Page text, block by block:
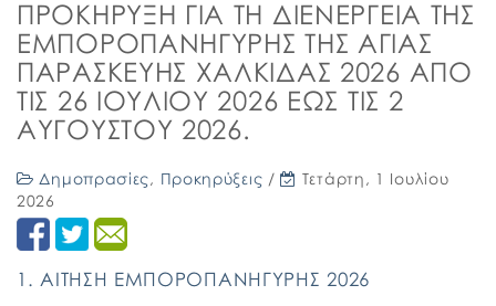
ΠΡΟΚΗΡΥΞΗ ΓΙΑ ΤΗ ΔΙΕΝΕΡΓΕΙΑ ΤΗΣ
ΕΜΠΟΡΟΠΑΝΗΓΥΡΗΣ ΤΗΣ ΑΓΙΑΣ
ΠΑΡΑΣΚΕΥΗΣ ΧΑΛΚΙΔΑΣ 2026 ΑΠΟ
ΤΙΣ 26 ΙΟΥΛΙΟΥ 2026 ΕΩΣ ΤΙΣ 2
ΑΥΓΟΥΣΤΟΥ 2026.
Δημοπρασίες, Προκηρύξεις /
Τετάρτη, 1 Ιουλίου
2026
1. ΑΙΤΗΣΗ ΕΜΠΟΡΟΠΑΝΗΓΥΡΗΣ 2026